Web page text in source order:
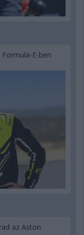
E-ben
az Aston